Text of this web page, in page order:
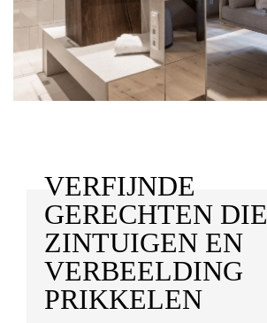
VERFIJNDE
GERECHTEN DIE
ZINTUIGEN EN
VERBEELDING
PRIKKELEN